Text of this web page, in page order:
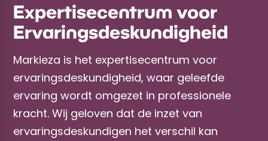
Expertisecentrum voor
Ervaringsdeskundigheid
Markieza is het expertisecentrum voor
ervaringsdeskundigheid, waar geleefde
ervaring wordt omgezet in professionele
kracht. Wij geloven dat de inzet van
ervaringsdeskundigen het verschil kan